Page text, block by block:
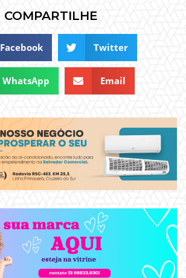
COMPARTILHE
Facebook Twitter
WhatsApp Email